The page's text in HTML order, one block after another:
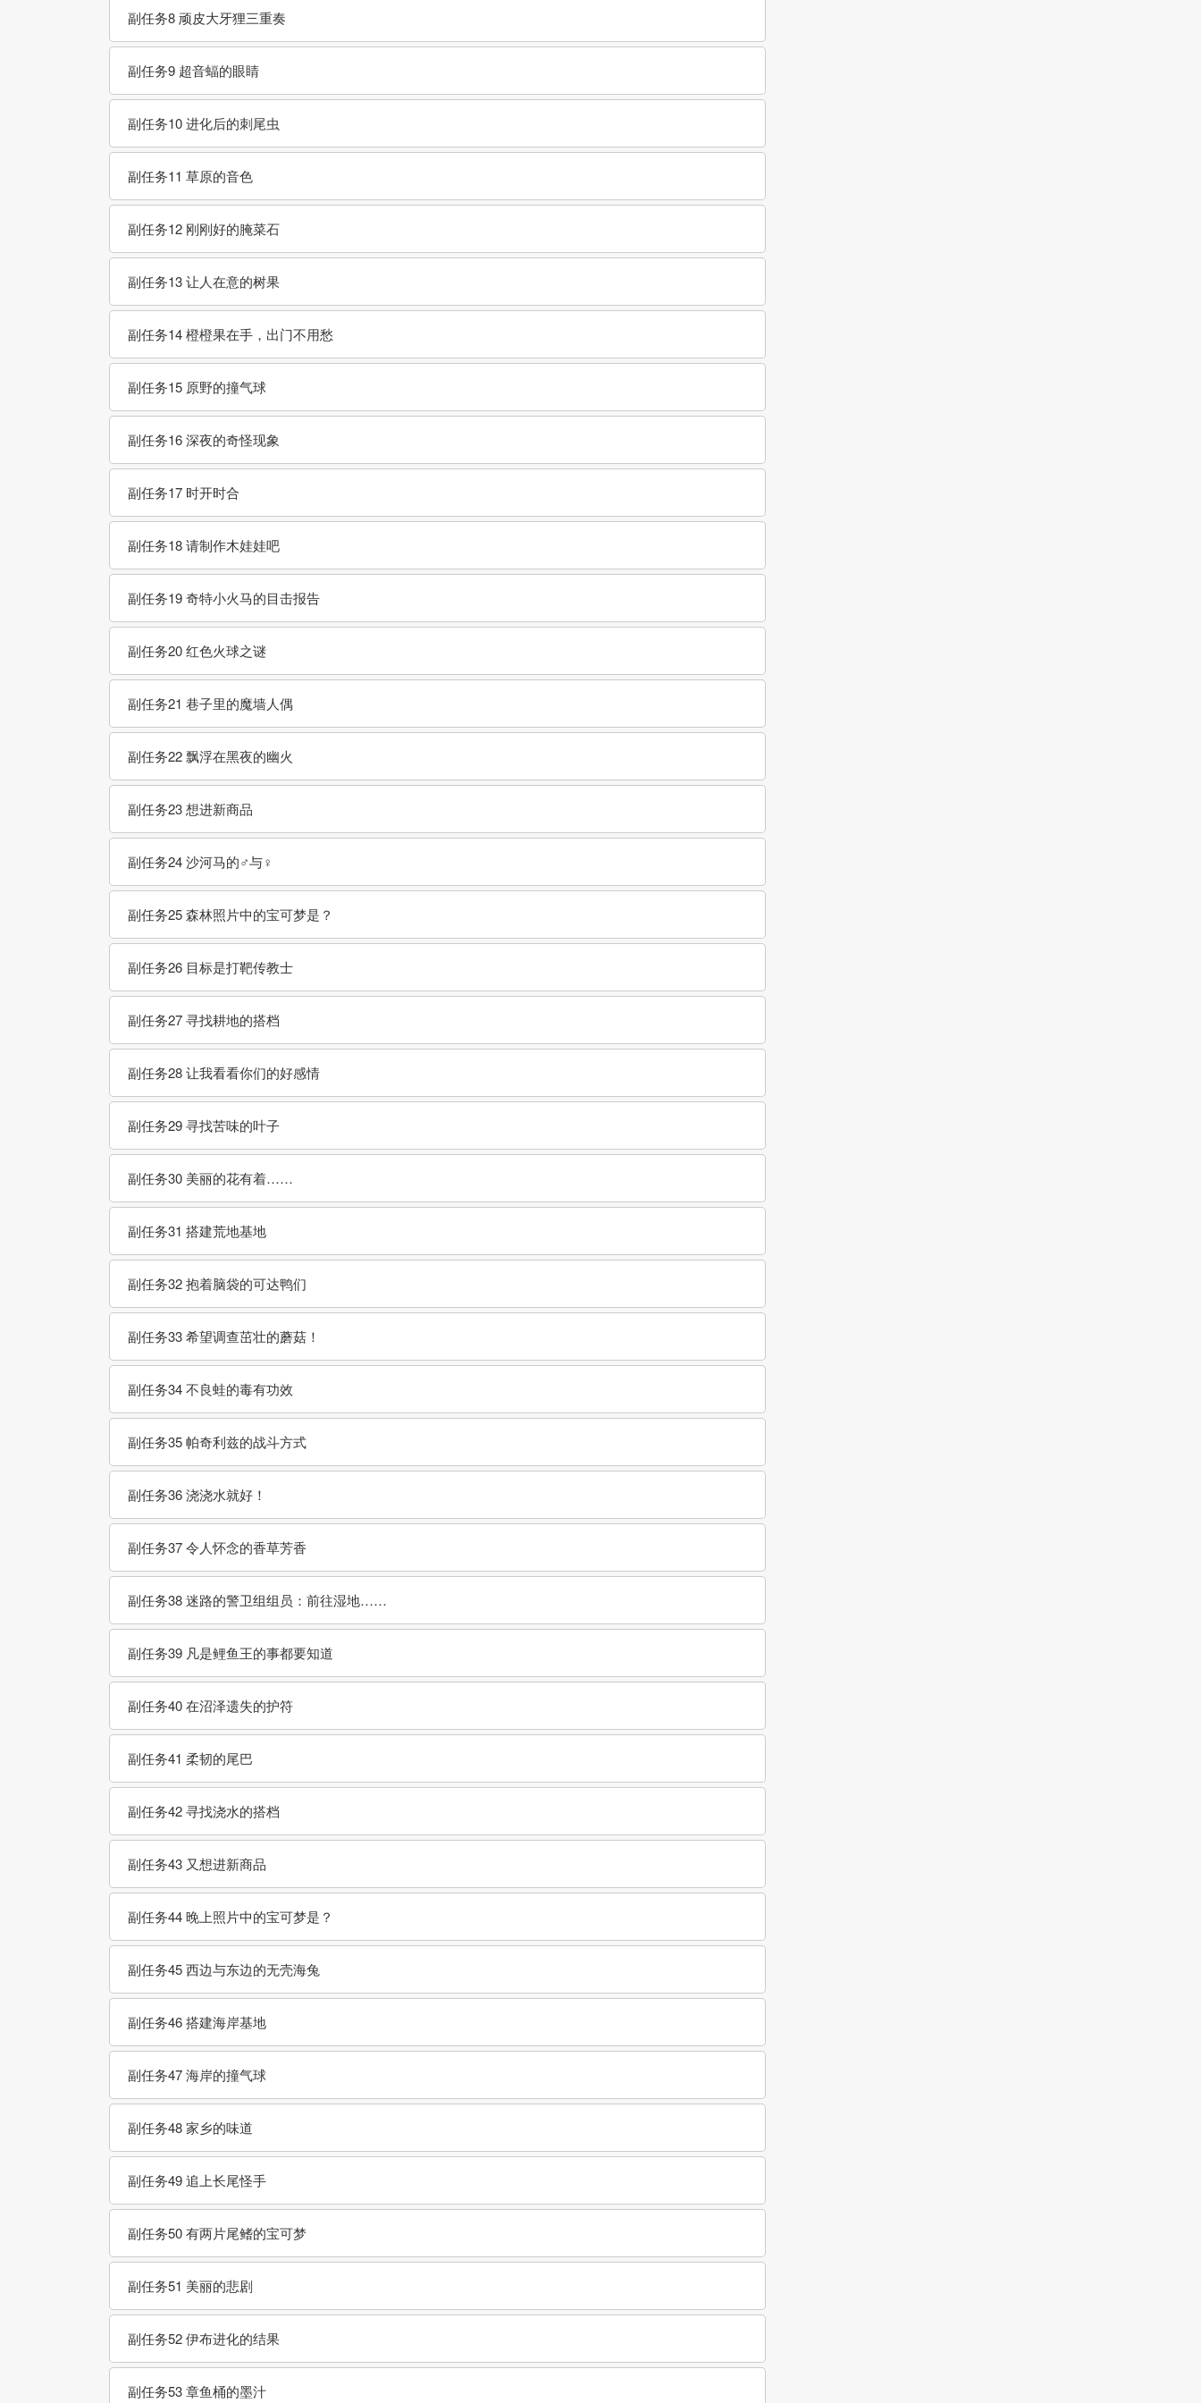
副任务8 顽皮大牙狸三重奏
副任务9 超音蝠的眼睛
副任务10 进化后的刺尾虫
副任务11 草原的音色
副任务12 刚刚好的腌菜石
副任务13 让人在意的树果
副任务14 橙橙果在手，出门不用愁
副任务15 原野的撞气球
副任务16 深夜的奇怪现象
副任务17 时开时合
副任务18 请制作木娃娃吧
副任务19 奇特小火马的目击报告
副任务20 红色火球之谜
副任务21 巷子里的魔墙人偶
副任务22 飘浮在黑夜的幽火
副任务23 想进新商品
副任务24 沙河马的♂与♀
副任务25 森林照片中的宝可梦是？
副任务26 目标是打靶传教士
副任务27 寻找耕地的搭档
副任务28 让我看看你们的好感情
副任务29 寻找苦味的叶子
副任务30 美丽的花有着……
副任务31 搭建荒地基地
副任务32 抱着脑袋的可达鸭们
副任务33 希望调查茁壮的蘑菇！
副任务34 不良蛙的毒有功效
副任务35 帕奇利兹的战斗方式
副任务36 浇浇水就好！
副任务37 令人怀念的香草芳香
副任务38 迷路的警卫组组员：前往湿地……
副任务39 凡是鲤鱼王的事都要知道
副任务40 在沼泽遗失的护符
副任务41 柔韧的尾巴
副任务42 寻找浇水的搭档
副任务43 又想进新商品
副任务44 晚上照片中的宝可梦是？
副任务45 西边与东边的无壳海兔
副任务46 搭建海岸基地
副任务47 海岸的撞气球
副任务48 家乡的味道
副任务49 追上长尾怪手
副任务50 有两片尾鳍的宝可梦
副任务51 美丽的悲剧
副任务52 伊布进化的结果
副任务53 章鱼桶的墨汁